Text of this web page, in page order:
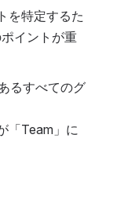
を特定するた
イントが重
るすべてのグ
「Team」に